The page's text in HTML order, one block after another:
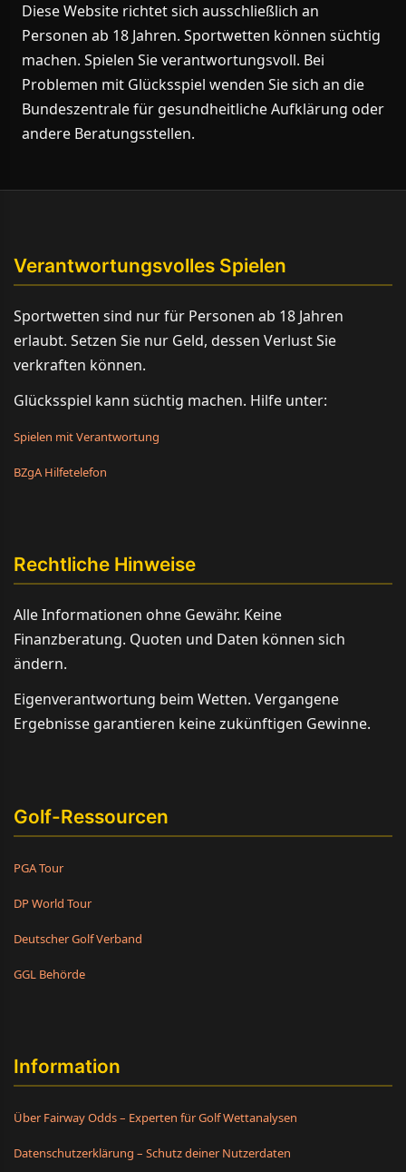
Diese Website richtet sich ausschließlich an
Personen ab 18 Jahren. Sportwetten können süchtig
machen. Spielen Sie verantwortungsvoll. Bei
Problemen mit Glücksspiel wenden Sie sich an die
Bundeszentrale für gesundheitliche Aufklärung oder
andere Beratungsstellen.
Verantwortungsvolles Spielen
Sportwetten sind nur für Personen ab 18 Jahren
erlaubt. Setzen Sie nur Geld, dessen Verlust Sie
verkraften können.
Glücksspiel kann süchtig machen. Hilfe unter:
Spielen mit Verantwortung
BZgA Hilfetelefon
Rechtliche Hinweise
Alle Informationen ohne Gewähr. Keine
Finanzberatung. Quoten und Daten können sich
ändern.
Eigenverantwortung beim Wetten. Vergangene
Ergebnisse garantieren keine zukünftigen Gewinne.
Golf-Ressourcen
PGA Tour
DP World Tour
Deutscher Golf Verband
GGL Behörde
Information
Über Fairway Odds – Experten für Golf Wettanalysen
Datenschutzerklärung – Schutz deiner Nutzerdaten